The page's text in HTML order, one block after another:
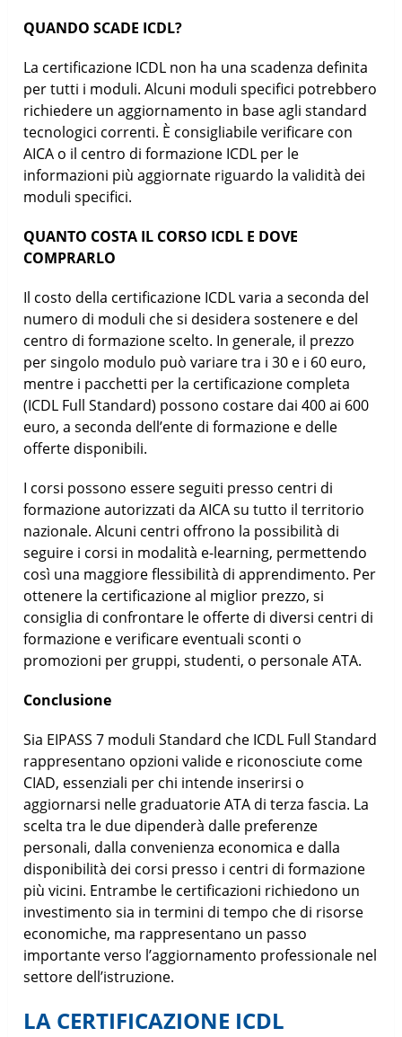
QUANDO SCADE ICDL?
La certificazione ICDL non ha una scadenza definita
per tutti i moduli. Alcuni moduli specifici potrebbero
richiedere un aggiornamento in base agli standard
tecnologici correnti. È consigliabile verificare con
AICA o il centro di formazione ICDL per le
informazioni più aggiornate riguardo la validità dei
moduli specifici.
QUANTO COSTA IL CORSO ICDL E DOVE
COMPRARLO
Il costo della certificazione ICDL varia a seconda del
numero di moduli che si desidera sostenere e del
centro di formazione scelto. In generale, il prezzo
per singolo modulo può variare tra i 30 e i 60 euro,
mentre i pacchetti per la certificazione completa
(ICDL Full Standard) possono costare dai 400 ai 600
euro, a seconda dell’ente di formazione e delle
offerte disponibili.
I corsi possono essere seguiti presso centri di
formazione autorizzati da AICA su tutto il territorio
nazionale. Alcuni centri offrono la possibilità di
seguire i corsi in modalità e-learning, permettendo
così una maggiore flessibilità di apprendimento. Per
ottenere la certificazione al miglior prezzo, si
consiglia di confrontare le offerte di diversi centri di
formazione e verificare eventuali sconti o
promozioni per gruppi, studenti, o personale ATA.
Conclusione
Sia EIPASS 7 moduli Standard che ICDL Full Standard
rappresentano opzioni valide e riconosciute come
CIAD, essenziali per chi intende inserirsi o
aggiornarsi nelle graduatorie ATA di terza fascia. La
scelta tra le due dipenderà dalle preferenze
personali, dalla convenienza economica e dalla
disponibilità dei corsi presso i centri di formazione
più vicini. Entrambe le certificazioni richiedono un
investimento sia in termini di tempo che di risorse
economiche, ma rappresentano un passo
importante verso l’aggiornamento professionale nel
settore dell’istruzione.
LA CERTIFICAZIONE ICDL